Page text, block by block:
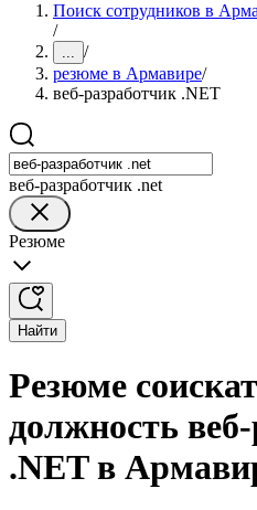
Поиск сотрудников в
/
... /
резюме в Армавире/
веб-разработчик .NET
веб-разработчик .net
Резюме
Найти
Резюме
должность
.NET в